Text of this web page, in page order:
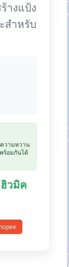
างแป้ง
สำหรับ
ความหวาน
ร้อมกันได้
วมิค